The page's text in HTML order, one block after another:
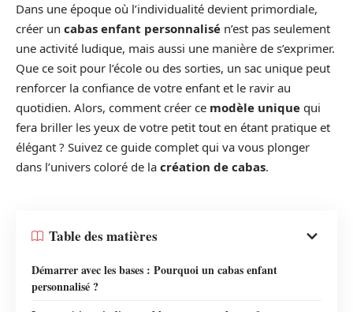
Dans une époque où l’individualité devient primordiale,
créer un cabas enfant personnalisé n’est pas seulement
une activité ludique, mais aussi une manière de s’exprimer.
Que ce soit pour l’école ou des sorties, un sac unique peut
renforcer la confiance de votre enfant et le ravir au
quotidien. Alors, comment créer ce modèle unique qui
fera briller les yeux de votre petit tout en étant pratique et
élégant ? Suivez ce guide complet qui va vous plonger
dans l’univers coloré de la création de cabas.
Table des matières
Démarrer avec les bases : Pourquoi un cabas enfant
personnalisé ?